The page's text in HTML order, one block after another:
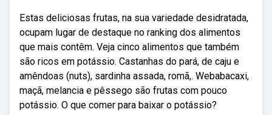
Estas deliciosas frutas, na sua variedade desidratada,
ocupam lugar de destaque no ranking dos alimentos
que mais contêm. Veja cinco alimentos que também
são ricos em potássio. Castanhas do pará, de caju e
amêndoas (nuts), sardinha assada, romã,. Webabacaxi,
maçã, melancia e pêssego são frutas com pouco
potássio. O que comer para baixar o potássio?